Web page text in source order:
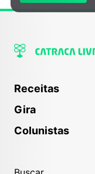
Receitas
Gira
Colunistas